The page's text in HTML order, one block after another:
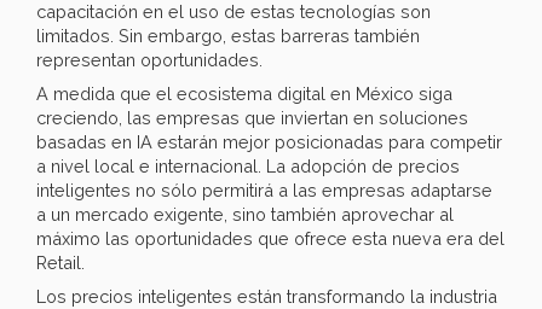
capacitación en el uso de estas tecnologías son
limitados. Sin embargo, estas barreras también
representan oportunidades.
A medida que el ecosistema digital en México siga
creciendo, las empresas que inviertan en soluciones
basadas en IA estarán mejor posicionadas para competir
a nivel local e internacional. La adopción de precios
inteligentes no sólo permitirá a las empresas adaptarse
a un mercado exigente, sino también aprovechar al
máximo las oportunidades que ofrece esta nueva era del
Retail.
Los precios inteligentes están transformando la industria